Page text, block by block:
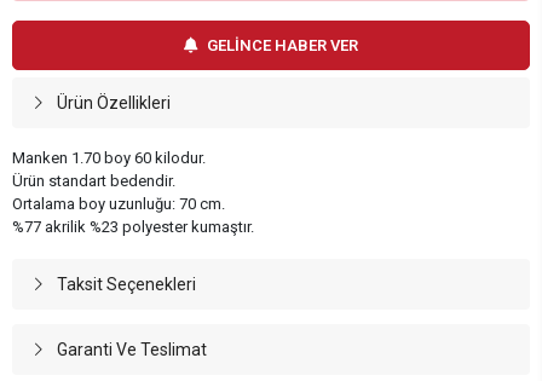
GELİNCE HABER VER
Ürün Özellikleri
Manken 1.70 boy 60 kilodur.
Ürün standart bedendir.
Ortalama boy uzunluğu: 70 cm.
%77 akrilik %23 polyester kumaştır.
Taksit Seçenekleri
Garanti Ve Teslimat